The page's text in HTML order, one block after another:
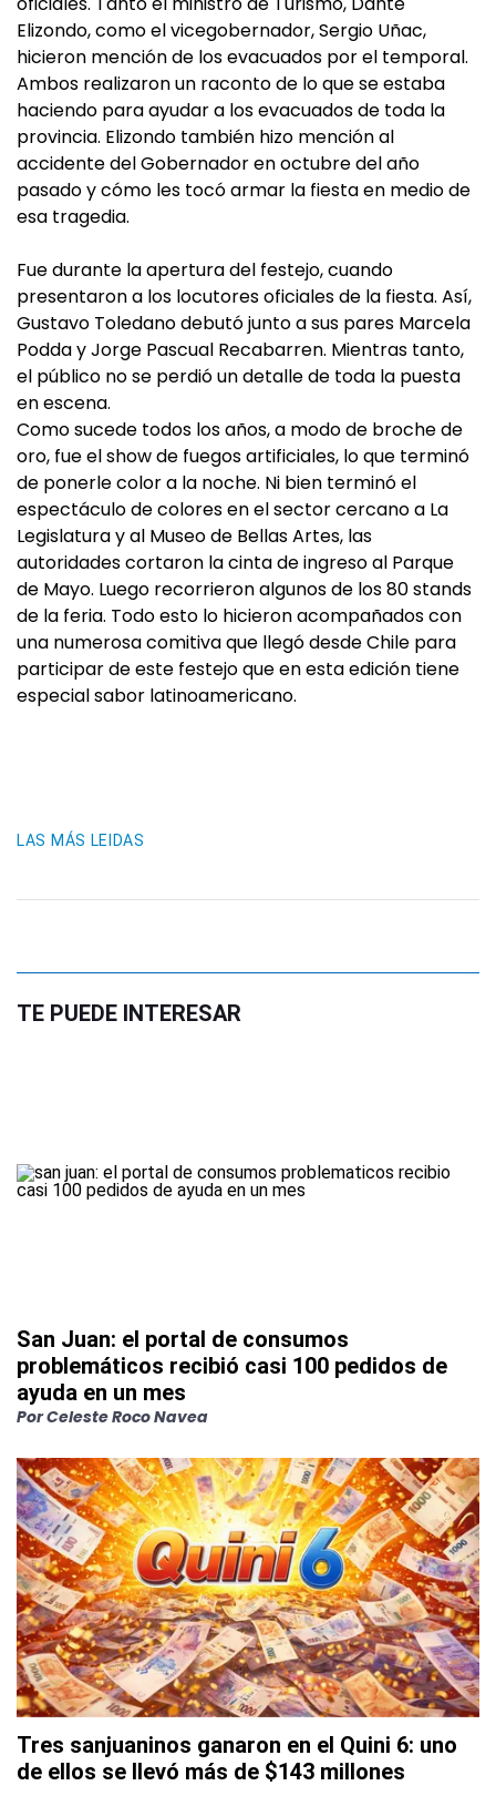
Elizondo, como el vicegobernador, Sergio Uñac,
hicieron mención de los evacuados por el temporal.
Ambos realizaron un raconto de lo que se estaba
haciendo para ayudar a los evacuados de toda la
provincia. Elizondo también hizo mención al
accidente del Gobernador en octubre del año
pasado y cómo les tocó armar la fiesta en medio de
esa tragedia.
Fue durante la apertura del festejo, cuando
presentaron a los locutores oficiales de la fiesta. Así,
Gustavo Toledano debutó junto a sus pares Marcela
Podda y Jorge Pascual Recabarren. Mientras tanto,
el público no se perdió un detalle de toda la puesta
en escena.
Como sucede todos los años, a modo de broche de
oro, fue el show de fuegos artificiales, lo que terminó
de ponerle color a la noche. Ni bien terminó el
espectáculo de colores en el sector cercano a La
Legislatura y al Museo de Bellas Artes, las
autoridades cortaron la cinta de ingreso al Parque
de Mayo. Luego recorrieron algunos de los 80 stands
de la feria. Todo esto lo hicieron acompañados con
una numerosa comitiva que llegó desde Chile para
participar de este festejo que en esta edición tiene
especial sabor latinoamericano.
LAS MÁS LEIDAS
TE PUEDE INTERESAR
San Juan: el portal de consumos
problemáticos recibió casi 100 pedidos de
ayuda en un mes
PorCeleste Roco Navea
Tres sanjuaninos ganaron en el Quini 6: uno
de ellos se llevó más de $143 millones